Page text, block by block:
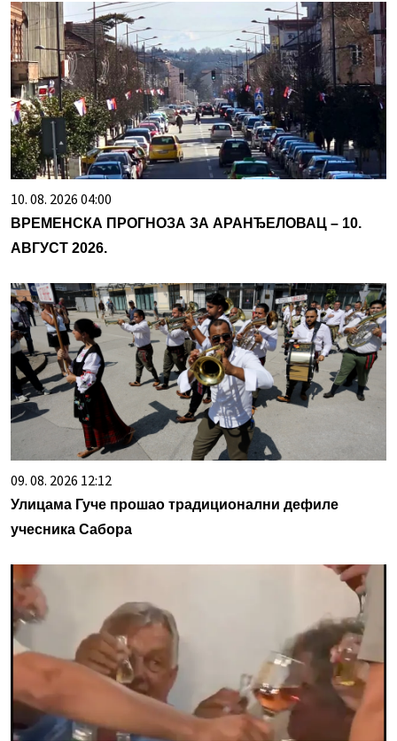
10. 08. 2026 04:00
ВРЕМЕНСКА ПРОГНОЗА ЗА АРАНЂЕЛОВАЦ – 10.
АВГУСТ 2026.
09. 08. 2026 12:12
Улицама Гуче прошао традиционални дефиле
учесника Сабора